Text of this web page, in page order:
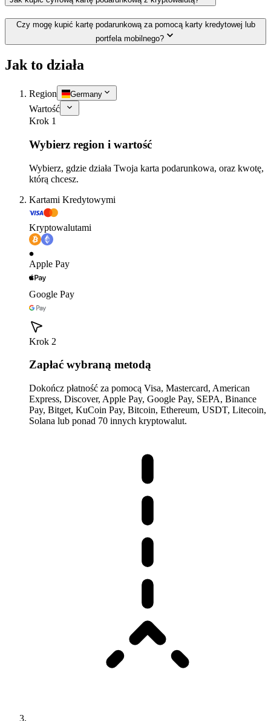
Czy mogę kupić kartę podarunkową za pomocą karty kredytowej lub
portfela mobilnego?
Jak to działa
Region Germany
Wartość
Krok 1
Wybierz region i wartość
Wybierz, gdzie działa Twoja karta podarunkowa, oraz kwotę,
którą chcesz.
Kartami Kredytowymi
Kryptowalutami
Apple Pay
Google Pay
Krok 2
Zapłać wybraną metodą
Dokończ płatność za pomocą Visa, Mastercard, American
Express, Discover, Apple Pay, Google Pay, SEPA, Binance
Pay, Bitget, KuCoin Pay, Bitcoin, Ethereum, USDT, Litecoin,
Solana lub ponad 70 innych kryptowalut.